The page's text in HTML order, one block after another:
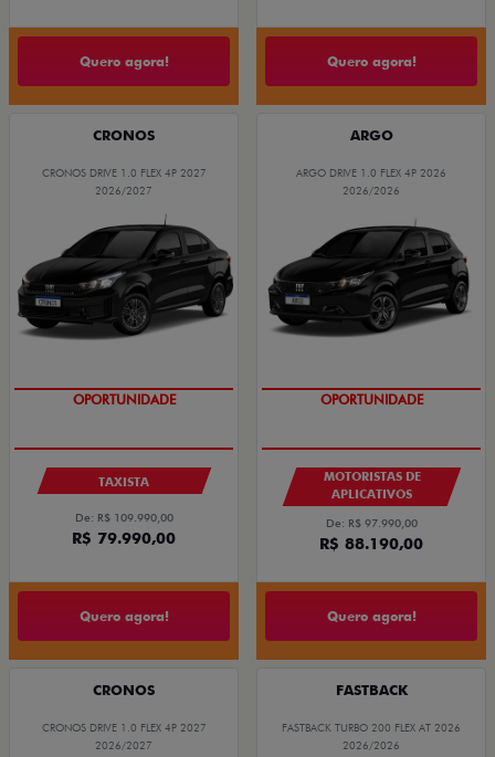
Quero agora! Quero agora!
CRONOS
CRONOS DRIVE 1.0 FLEX 4P 2027
2026/2027
OPORTUNIDADE
TAXISTA
De: R$ 109.990,00
R$ 79.990,00
Quero agora!
ARGO
ARGO DRIVE 1.0 FLEX 4P 2026
2026/2026
OPORTUNIDADE
MOTORISTAS DE
APLICATIVOS
De: R$ 97.990,00
R$ 88.190,00
Quero agora!
CRONOS
CRONOS DRIVE 1.0 FLEX 4P 2027
2026/2027
FASTBACK
FASTBACK TURBO 200 FLEX AT 2026
2026/2026